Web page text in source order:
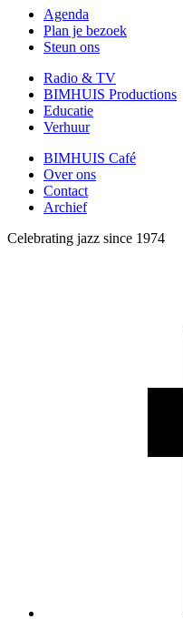
Agenda
Plan je bezoek
Steun ons
Radio & TV
BIMHUIS Productions
Educatie
Verhuur
BIMHUIS Café
Over ons
Contact
Archief
Celebrating jazz since 1974